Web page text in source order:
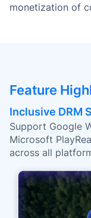
monetization of
Feature
Inclusive DRM
Support Google
Microsoft
across all